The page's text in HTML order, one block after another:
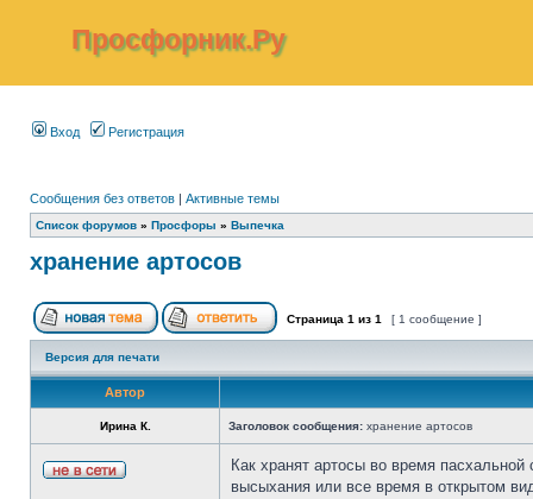
Просфорник.Ру
Вход Регистрация
Сообщения без ответов | Активные темы
Список форумов » Просфоры » Выпечка
хранение артосов
Страница 1 из 1 [ 1 сообщение ]
Версия для печати
Автор
Ирина К. Заголовок сообщения: хранение артосов
Как хранят артосы во время
высыхания или все время в открытом